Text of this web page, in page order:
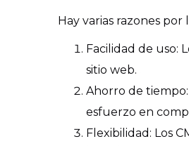
Hay varias razones
Facilidad de uso:
sitio web.
Ahorro de
esfuerzo en
Flexibilidad: Los